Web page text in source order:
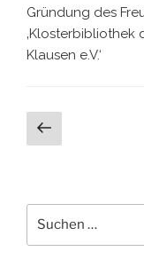
Gründung des
‚Klosterbibliothek
Klausen e.V.‘
der
Vorherige
Seite
nach: